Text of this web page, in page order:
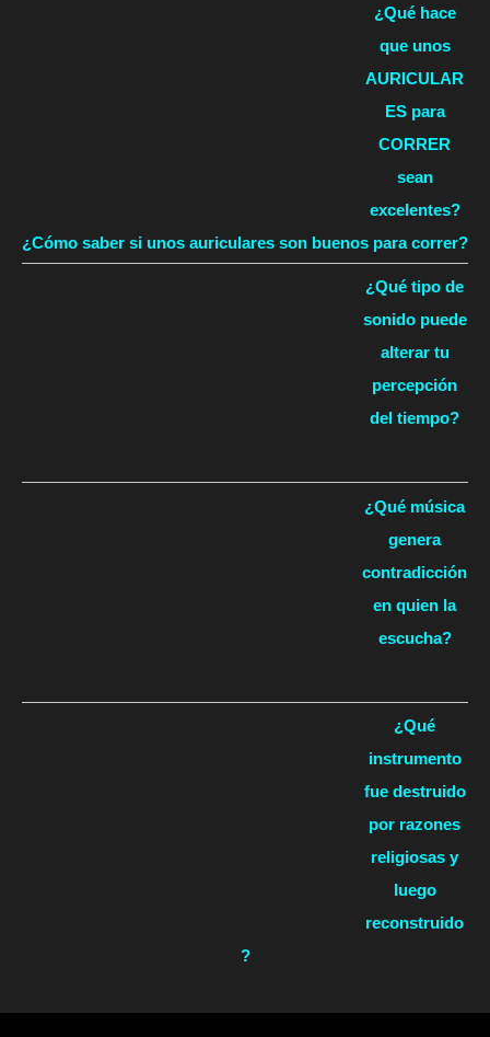
¿Qué hace
que unos
AURICULAR
ES para
CORRER
sean
excelentes?
¿Cómo saber si unos auriculares son buenos para correr?
¿Qué tipo de
sonido puede
alterar tu
percepción
del tiempo?
¿Qué música
genera
contradicción
en quien la
escucha?
¿Qué
instrumento
fue destruido
por razones
religiosas y
luego
reconstruido
?